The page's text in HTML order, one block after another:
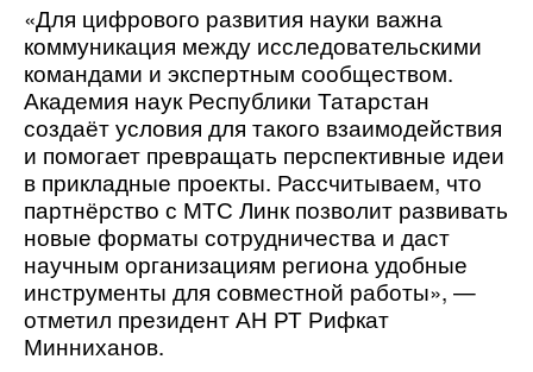
«Для цифрового развития науки важна
коммуникация между исследовательскими
командами и экспертным сообществом.
Академия наук Республики Татарстан
создаёт условия для такого взаимодействия
и помогает превращать перспективные идеи
в прикладные проекты. Рассчитываем, что
партнёрство с МТС Линк позволит развивать
новые форматы сотрудничества и даст
научным организациям региона удобные
инструменты для совместной работы», —
отметил президент АН РТ Рифкат
Минниханов.